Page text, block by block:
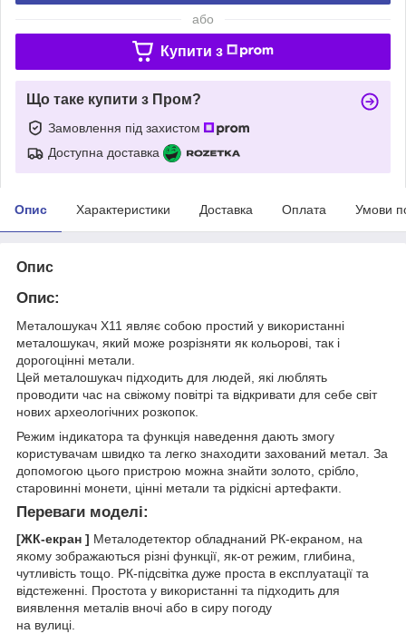
або
Купити з
Що таке купити з Пром?
Замовлення під захистом
Доступна доставка
Опис Характеристики Доставка Оплата Умови
Опис
Опис:
Металошукач X11 являє собою простий у використанні
металошукач, який може розрізняти як кольорові, так і
дорогоцінні метали.
Цей металошукач підходить для людей, які люблять
проводити час на свіжому повітрі та відкривати для себе світ
нових археологічних розкопок.
Режим індикатора та функція наведення дають змогу
користувачам швидко та легко знаходити захований метал. За
допомогою цього пристрою можна знайти золото, срібло,
старовинні монети, цінні метали та рідкісні артефакти.
Переваги моделі:
[ЖК-екран ] Металодетектор обладнаний РК-екраном, на
якому зображаються різні функції, як-от режим, глибина,
чутливість тощо. РК-підсвітка дуже проста в експлуатації та
відстеженні. Простота у використанні та підходить для
виявлення металів вночі або в сиру погоду
на вулиці.